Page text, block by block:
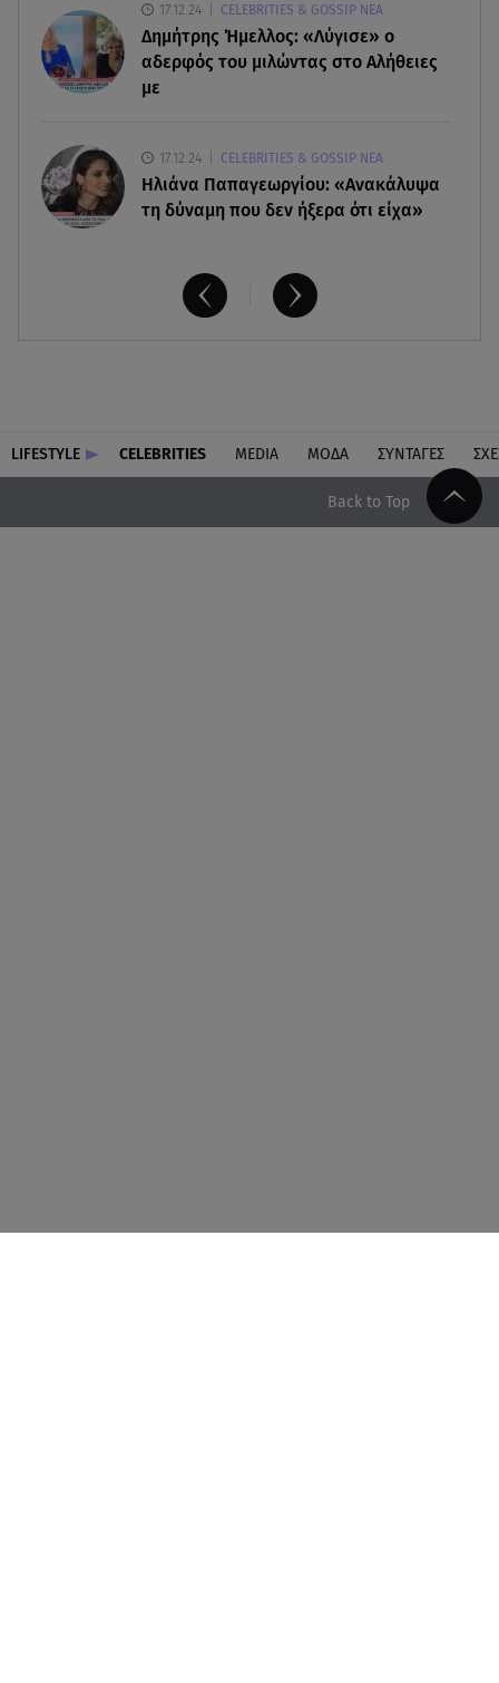
πολυκατοικίας17.12.24 CELEBRITIES & GOSSIP ΝΕΑ
Δημήτρης Ήμελλος: «Λύγισε» ο
αδερφός του μιλώντας στο Αλήθειες
με
17.12.24 CELEBRITIES & GOSSIP ΝΕΑ
Ηλιάνα Παπαγεωργίου: «Ανακάλυψα
τη δύναμη που δεν ήξερα ότι είχα»
LIFESTYLE CELEBRITIES MEDIA ΜΟΔΑ ΣΥΝΤΑΓΕΣ
Back to Top